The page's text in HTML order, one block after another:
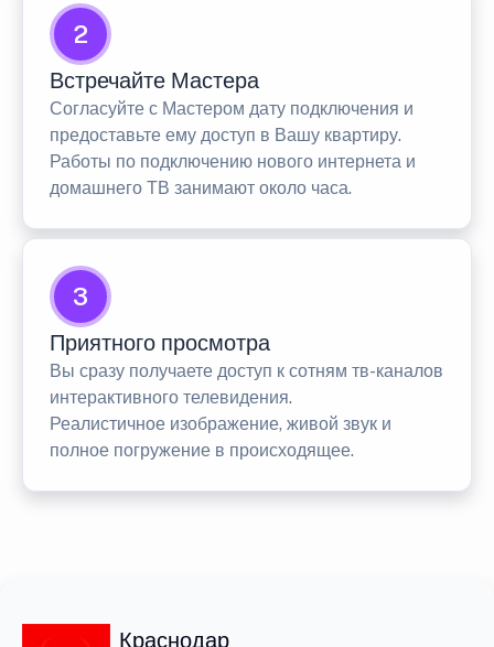
2
Встречайте Мастера
Согласуйте с Мастером дату подключения и
предоставьте ему доступ в Вашу квартиру.
Работы по подключению нового интернета и
домашнего ТВ занимают около часа.
3
Приятного просмотра
Вы сразу получаете доступ к сотням тв-каналов
интерактивного телевидения.
Реалистичное изображение, живой звук и
полное погружение в происходящее.
Краснодар